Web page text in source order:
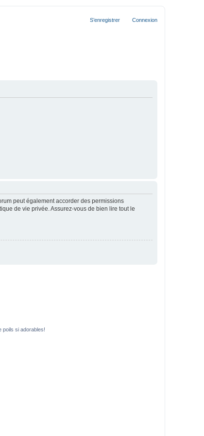
Connexion
S’enregistrer
peut également accorder des permissions
de vie privée. Assurez-vous de bien lire tout le
poils si adorables!